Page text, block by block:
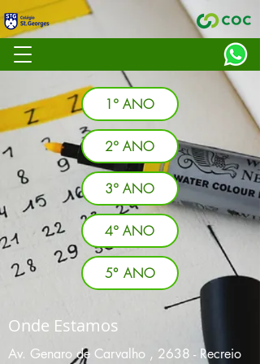
1º ANO
2º ANO
3º ANO
4º ANO
5° ANO
Onde Estamos
Av. Genaro de Carvalho , 2638 - Recreio